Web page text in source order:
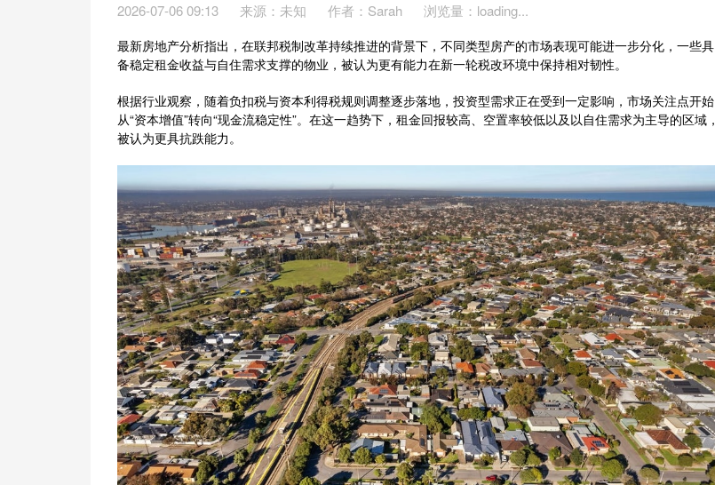
2026-07-06 09:13 来源：未知 作者：Sarah 浏览量： loading...
最新房地产分析指出，在联邦税制改革持续推进的背景下，不同类型房产的市场表现可能进一步分化，一些具
备稳定租金收益与自住需求支撑的物业，被认为更有能力在新一轮税改环境中保持相对韧性。
根据行业观察，随着负扣税与资本利得税规则调整逐步落地，投资型需求正在受到一定影响，市场关注点开始
从“资本增值”转向“现金流稳定性”。在这一趋势下，租金回报较高、空置率较低以及以自住需求为主导的区域，
被认为更具抗跌能力。